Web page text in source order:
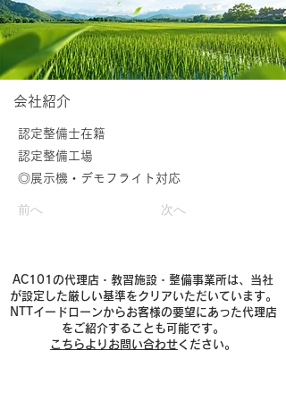
​会社紹介
認定整備士在籍
認定整備工場
◎展示機・デモフライト対応
前へ 次へ
AC101の代理店・教習施設・整備事業所は、当社
が設定した厳しい基準をクリアいただいています。
NTTイードローンからお客様の要望にあった代理店
をご紹介することも可能です。
こちらよりお問い合わせください。